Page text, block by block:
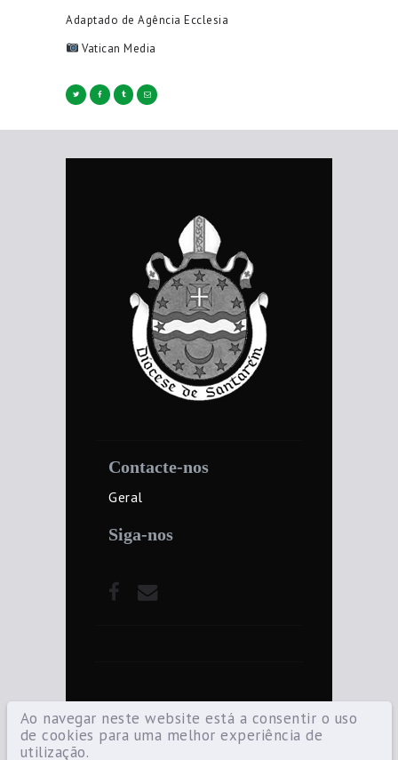
Ao navegar neste website está a consentir o uso
de cookies para uma melhor experiência de
utilização.
Adaptado de Agência Ecclesia
Vatican Media
Contacte-nos
Geral
Siga-nos
©2021 Diocese de Santarém — Todos os